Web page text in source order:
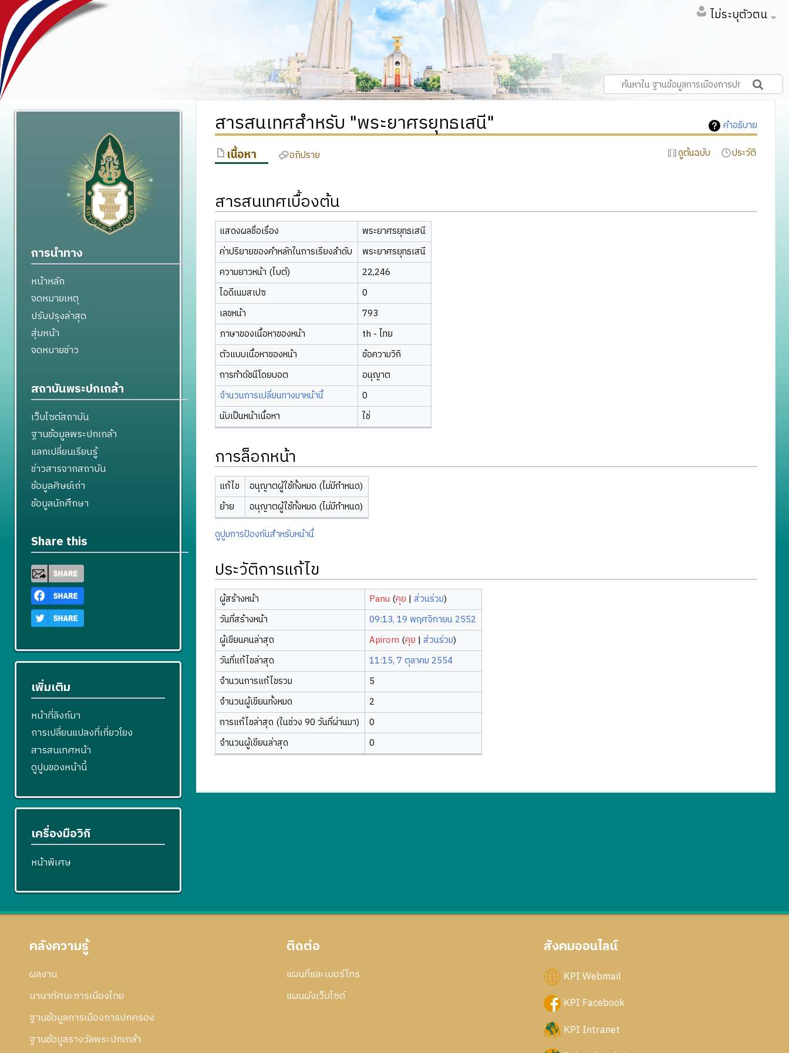
ไม่ระบุตัวตน
คำอธิบาย
สารสนเทศสำหรับ "พระยาศรยุทธเสนี"
เนื้อหา อภิปราย ดูต้นฉบับ ประวัติ
สารสนเทศเบื้องต้น
แสดงผลชื่อเรื่อง
พระยาศรยุทธเสนี
ค่าปริยายของคำหลักในการเรียงลำดับ
พระยาศรยุทธเสนี
ความยาวหน้า (ไบต์)
22,246
ไอดีเนมสเปซ
0
เลขหน้า
793
ภาษาของเนื้อหาของหน้า
th - ไทย
ตัวแบบเนื้อหาของหน้า
ข้อความวิกิ
การทำดัชนีโดยบอต
อนุญาต
จำนวนการเปลี่ยนทางมาหน้านี้
0
นับเป็นหน้าเนื้อหา
ใช่
การล็อกหน้า
แก้ไข
อนุญาตผู้ใช้ทั้งหมด (ไม่มีกำหนด)
ย้าย
อนุญาตผู้ใช้ทั้งหมด (ไม่มีกำหนด)
ดูปูมการป้องกันสำหรับหน้านี้
ประวัติการแก้ไข
ผู้สร้างหน้า Panu (คุย |ส่วนร่วม)
วันที่สร้างหน้า
09:13, 19 พฤศจิกายน 2552
ผู้เขียนคนล่าสุด
Apirom (คุย |ส่วนร่วม)
วันที่แก้ไขล่าสุด
11:15, 7 ตุลาคม 2554
จำนวนการแก้ไขรวม
5
จำนวนผู้เขียนทั้งหมด
2
การแก้ไขล่าสุด (ในช่วง 90 วันที่ผ่านมา)
0
จำนวนผู้เขียนล่าสุด
0
การนำทาง
หน้าหลัก
จดหมายเหตุ
ปรับปรุงล่าสุด
สุ่มหน้า
จดหมายข่าว
สถาบันพระปกเกล้า
เว็บไซต์สถาบัน
ฐานข้อมูลพระปกเกล้า
แลกเปลี่ยนเรียนรู้
ข่าวสารจากสถาบัน
ข้อมูลศิษย์เก่า
ข้อมูลนักศึกษา
Share this
เพิ่มเติม
หน้าที่ลิงก์มา
การเปลี่ยนแปลงที่เกี่ยวโยง
สารสนเทศหน้า
ดูปูมของหน้านี้
เครื่องมือวิกิ
หน้าพิเศษ
คลังความรู้
ผลงาน
นานาทัศนะการเมืองไทย
ฐานข้อมูลการเมืองการปกครอง
ฐานข้อมูลรางวัลพระปกเกล้า
ติดต่อ
แผนที่และเบอร์โทร
แผนผังเว็บไซด์
สังคมออนไลน์
KPI Webmail
KPI Facebook
KPI Intranet